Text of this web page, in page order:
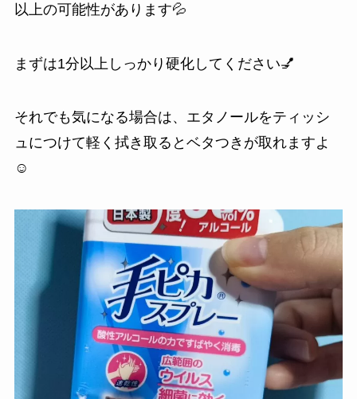
以上の可能性があります💦
まずは1分以上しっかり硬化してください💅
それでも気になる場合は、エタノールをティッシ
ュにつけて軽く拭き取るとベタつきが取れますよ
☺